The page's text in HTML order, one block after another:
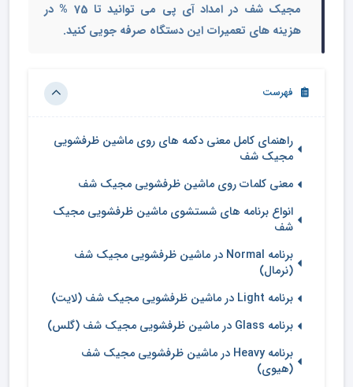
مجیک شف در امداد آی پی می توانید تا 75 % در
هزینه های تعمیرات این دستگاه صرفه جویی کنید.
فهرست
راهنمای کامل معنی دکمه های روی ماشین ظرفشویی
مجیک شف
معنی کلمات روی ماشین ظرفشویی مجیک شف
انواع برنامه های شستشوی ماشین ظرفشویی مجیک
شف
برنامه Normal در ماشین ظرفشویی مجیک شف
(نرمال)
برنامه Light در ماشین ظرفشویی مجیک شف (لایت)
برنامه Glass در ماشین ظرفشویی مجیک شف (گلس)
برنامه Heavy در ماشین ظرفشویی مجیک شف
(هیوی)